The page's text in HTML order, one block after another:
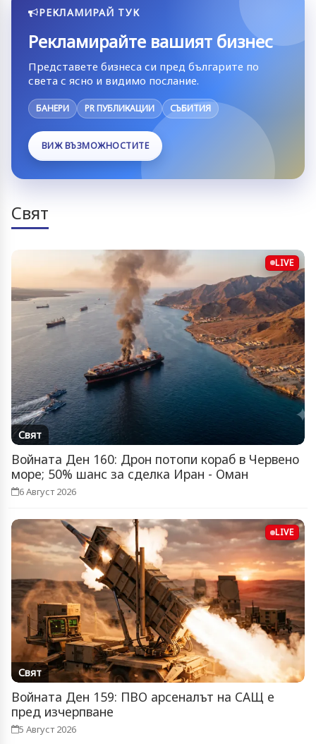
РЕКЛАМИРАЙ ТУК
Рекламирайте вашият бизнес
Представете бизнеса си пред българите по
света с ясно и видимо послание.
БАНЕРИ PR ПУБЛИКАЦИИ СЪБИТИЯ
ВИЖ ВЪЗМОЖНОСТИТЕ
Свят
LIVE
Свят
Войната Ден 160: Дрон потопи кораб в Червено
море; 50% шанс за сделка Иран - Оман
6 Август 2026
LIVE
Свят
Войната Ден 159: ПВО арсеналът на САЩ е
пред изчерпване
5 Август 2026